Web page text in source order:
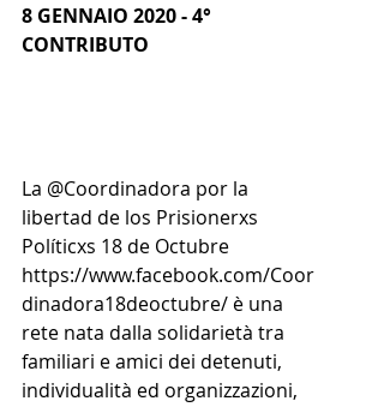
8 GENNAIO 2020 - 4°
CONTRIBUTO
La @Coordinadora por la
libertad de los Prisionerxs
Políticxs 18 de Octubre
https://www.facebook.com/Coor
dinadora18deoctubre/ è una
rete nata dalla solidarietà tra
familiari e amici dei detenuti,
individualità ed organizzazioni,